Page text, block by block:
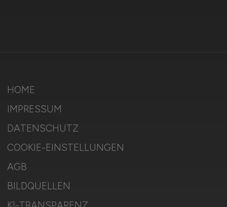
HOME
IMPRESSUM
DATENSCHUTZ
COOKIE-EINSTELLUNGEN
AGB
BILDQUELLEN